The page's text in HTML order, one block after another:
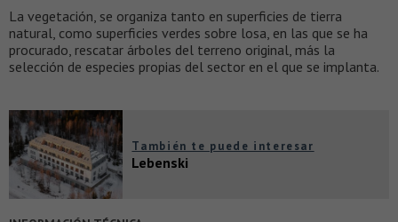
La vegetación, se organiza tanto en superficies de tierra
natural, como superficies verdes sobre losa, en las que se ha
procurado, rescatar árboles del terreno original, más la
selección de especies propias del sector en el que se implanta.
También te puede interesar
Lebenski